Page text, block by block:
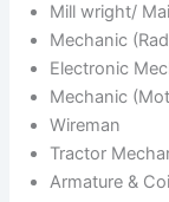
Mill wright/
Mechanic
Electronic
Mechanic
Wireman
Tractor
Armature &